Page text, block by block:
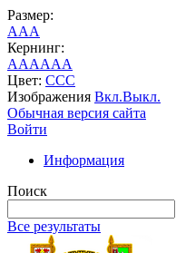
Размер:
AAA
Кернинг:
AAAAAA
Цвет: CCC
Изображения Вкл.Выкл.
Обычная версия сайта
Войти
Информация
Поиск
Все результаты